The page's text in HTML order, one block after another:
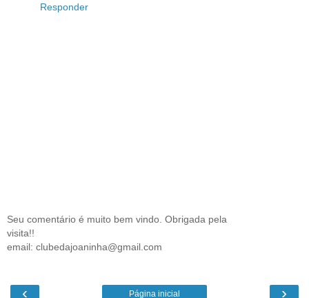
Responder
Seu comentário é muito bem vindo. Obrigada pela
visita!!
email: clubedajoaninha@gmail.com
‹ ›
Página inicial